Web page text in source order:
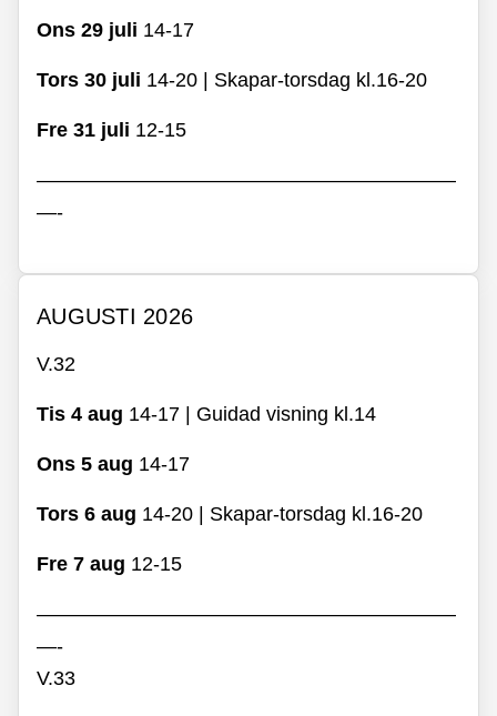
Ons 29 juli 14-17
Tors 30 juli 14-20 | Skapar-torsdag kl.16-20
Fre 31 juli 12-15
—————————————————————
—-
AUGUSTI 2026
V.32
Tis 4 aug 14-17 | Guidad visning kl.14
Ons 5 aug 14-17
Tors 6 aug 14-20 | Skapar-torsdag kl.16-20
Fre 7 aug 12-15
—————————————————————
—-
V.33